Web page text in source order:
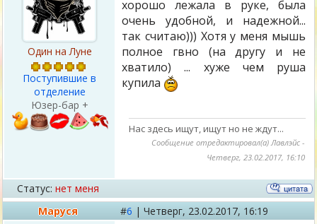
Один на Луне
Поступившие в
отделение
Юзер-бар +
хорошо лежала в руке, была
очень удобной, и надежной...
так считаю))) Хотя у меня мышь
полное гвно (на другу и не
хватило) ... хуже чем руша
купила
Нас здесь ищут, ищут но не ждут...
Сообщение отредактировал(а) Лавлэйс -
Четверг, 23.02.2017, 16:10
Статус: нет меня
Маруся
#6 | Четверг, 23.02.2017, 16:19